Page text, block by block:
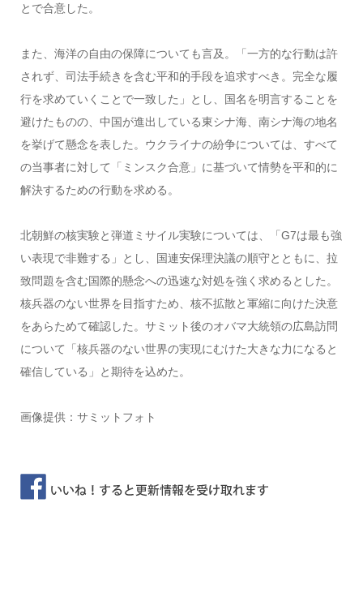
とで合意した。
また、海洋の自由の保障についても言及。「一方的な行動は許
されず、司法手続きを含む平和的手段を追求すべき。完全な履
行を求めていくことで一致した」とし、国名を明言することを
避けたものの、中国が進出している東シナ海、南シナ海の地名
を挙げて懸念を表した。ウクライナの紛争については、すべて
の当事者に対して「ミンスク合意」に基づいて情勢を平和的に
解決するための行動を求める。
北朝鮮の核実験と弾道ミサイル実験については、「G7は最も強
い表現で非難する」とし、国連安保理決議の順守とともに、拉
致問題を含む国際的懸念への迅速な対処を強く求めるとした。
核兵器のない世界を目指すため、核不拡散と軍縮に向けた決意
をあらためて確認した。サミット後のオバマ大統領の広島訪問
について「核兵器のない世界の実現にむけた大きな力になると
確信している」と期待を込めた。
画像提供：サミットフォト